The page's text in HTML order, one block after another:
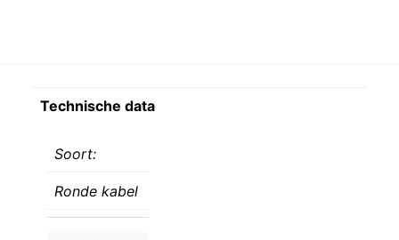
Technische data
Soort:
Ronde kabel